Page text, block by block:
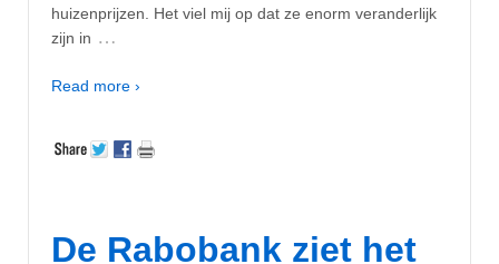
huizenprijzen. Het viel mij op dat ze enorm veranderlijk
zijn in …
Read more ›
De Rabobank ziet het